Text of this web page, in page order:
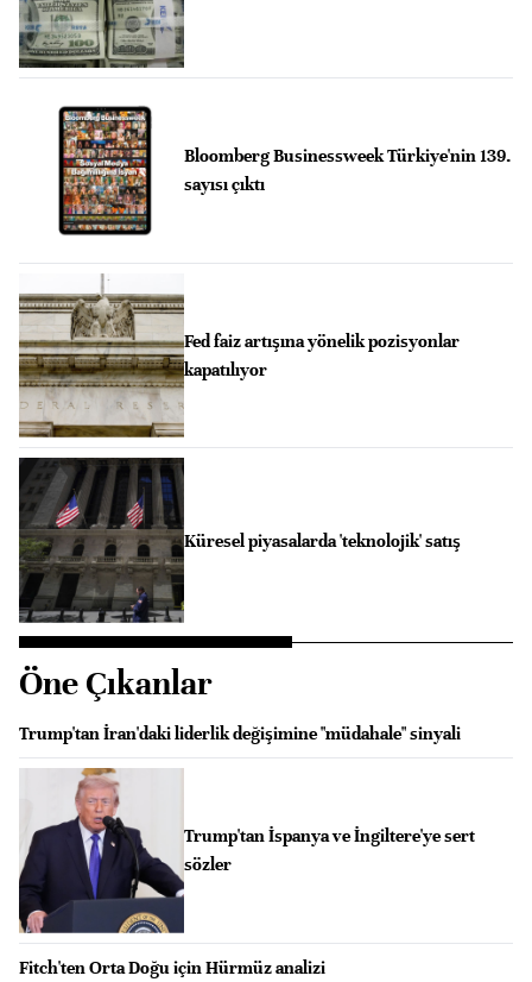
Bloomberg Businessweek Türkiye'nin 139.
sayısı çıktı
Fed faiz artışına yönelik pozisyonlar
kapatılıyor
Küresel piyasalarda 'teknolojik' satış
Öne Çıkanlar
Trump'tan İran'daki liderlik değişimine "müdahale" sinyali
Trump'tan İspanya ve İngiltere'ye sert
sözler
Fitch'ten Orta Doğu için Hürmüz analizi